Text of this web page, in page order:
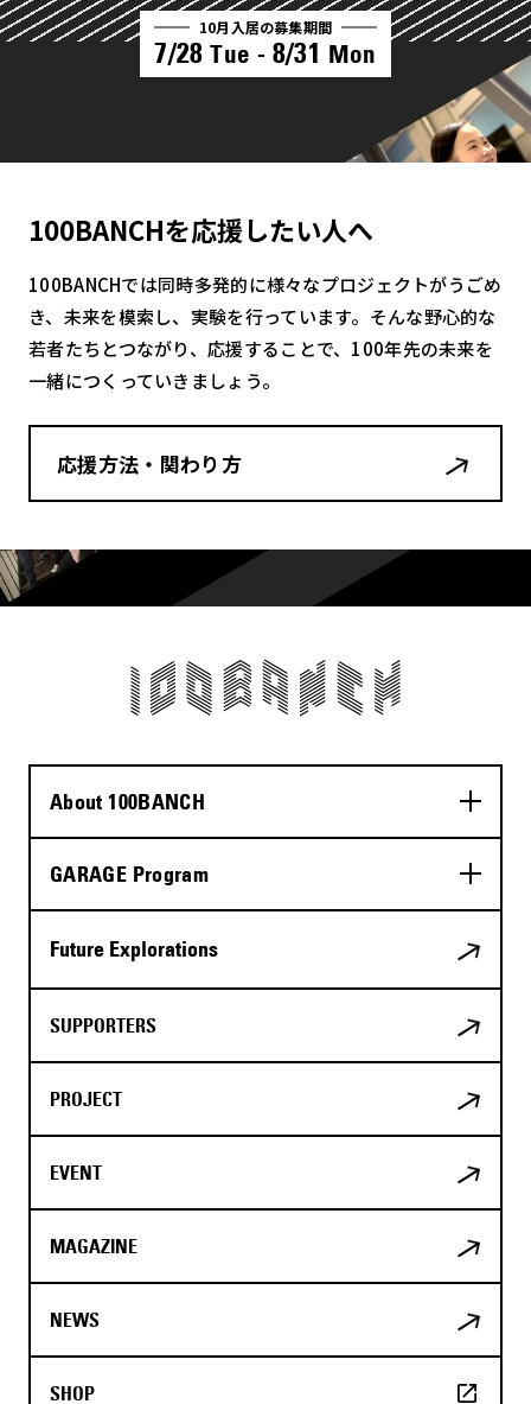
10月入居の募集期間
7/28 Tue - 8/31 Mon
100BANCHを応援したい人へ
100BANCHでは同時多発的に様々なプロジェクトがうごめ
き、未来を模索し、実験を行っています。そんな野心的な
若者たちとつながり、応援することで、100年先の未来を
一緒につくっていきましょう。
応援方法・関わり方
About 100BANCH
GARAGE Program
Future Explorations
SUPPORTERS
PROJECT
EVENT
MAGAZINE
NEWS
SHOP